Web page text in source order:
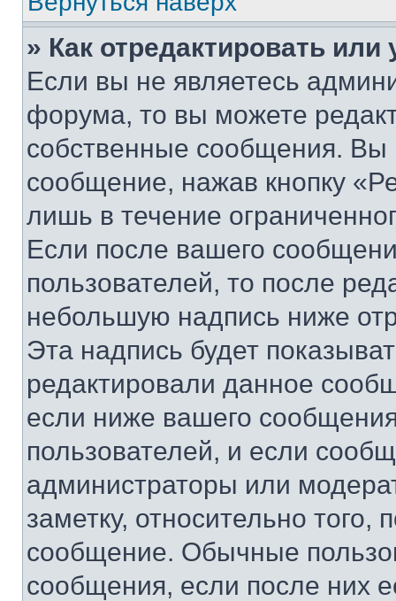
» Как отредактировать
Если вы не являетесь
форума, то вы можете
собственные сообщения. Вы
сообщение, нажав кнопку
лишь в течение
Если после вашего
пользователей, то после
небольшую надпись ниже
Эта надпись будет
редактировали данное
если ниже вашего
пользователей, и если
администраторы или
заметку, относительно
сообщение. Обычные
сообщения, если после них